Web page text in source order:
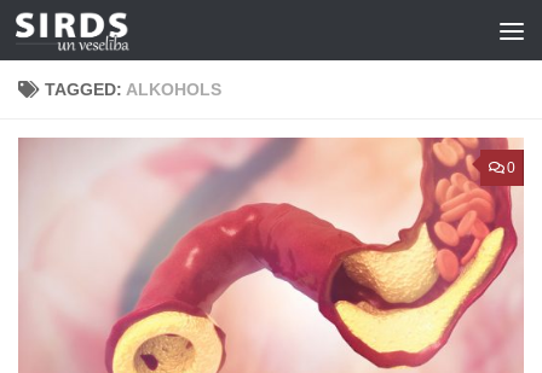
Skip to content
TAGGED: ALKOHOLS
0